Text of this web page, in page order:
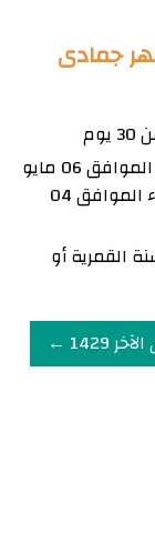
جمادى
يبدأ شهر جمادى الأول 1429 يوم الثلاثاء الموافق 06 مايو
لعام 2008 ميلادي ، وينتهي يوم الأربعاء الموافق 04
القمرية أو
1429 ←